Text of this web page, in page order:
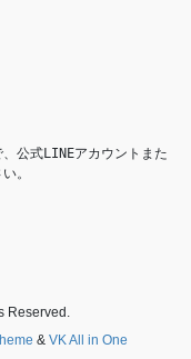
公式LINEアカウントまた
。
Reserved.
& VK All in One